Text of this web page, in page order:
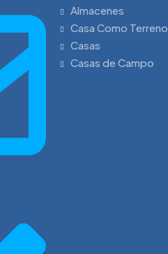
Almacenes
Casa Como Terreno
Casas
Casas de Campo